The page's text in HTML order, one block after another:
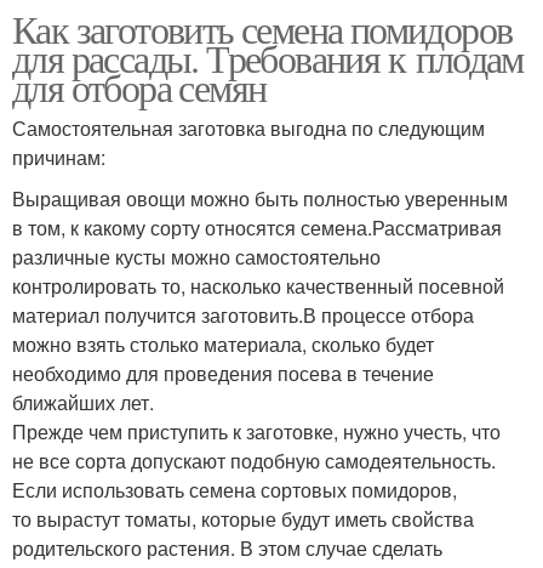
Как заготовить семена помидоров
для рассады. Требования к плодам
для отбора семян
Самостоятельная заготовка выгодна по следующим
причинам:
Выращивая овощи можно быть полностью уверенным
в том, к какому сорту относятся семена.Рассматривая
различные кусты можно самостоятельно
контролировать то, насколько качественный посевной
материал получится заготовить.В процессе отбора
можно взять столько материала, сколько будет
необходимо для проведения посева в течение
ближайших лет.
Прежде чем приступить к заготовке, нужно учесть, что
не все сорта допускают подобную самодеятельность.
Если использовать семена сортовых помидоров,
то вырастут томаты, которые будут иметь свойства
родительского растения. В этом случае сделать